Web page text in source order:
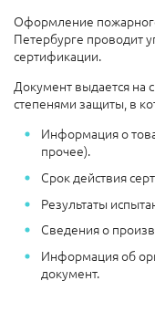
Оформление
Петербурге проводит
сертификации.
Документ выдается на
степенями защиты, в
Информация о
прочее).
Срок действия
Результаты
Сведения о
Информация об
документ.